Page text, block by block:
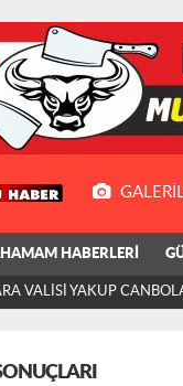
HABERLERİ
VALİSİ YAKUP